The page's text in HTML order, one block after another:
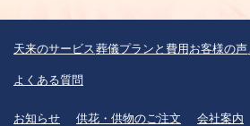
天来のサービス葬儀プランと費用お客様の声
よくある質問
お知らせ 供花・供物のご注文 会社案内